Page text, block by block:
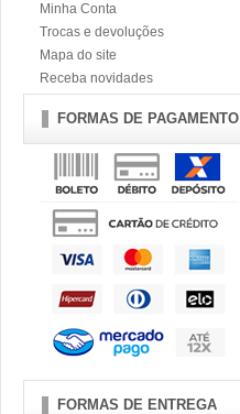
Minha Conta
Trocas e devoluções
Mapa do site
Receba novidades
FORMAS DE PAGAMENTO
FORMAS DE ENTREGA